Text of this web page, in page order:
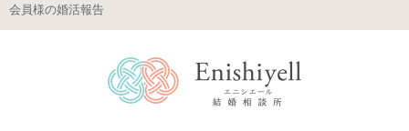
会員様の婚活報告